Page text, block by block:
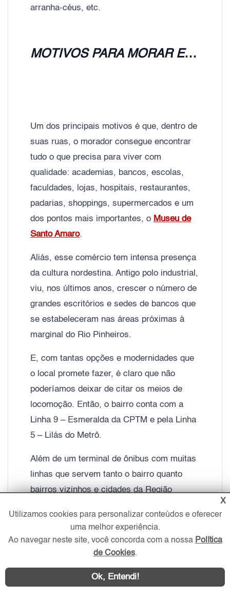
arranha-céus, etc.
MOTIVOS PARA MORAR EM APARTAMENTOS NO SANTO AMARO
Um dos principais motivos é que, dentro de
suas ruas, o morador consegue encontrar
tudo o que precisa para viver com
qualidade: academias, bancos, escolas,
faculdades, lojas, hospitais, restaurantes,
padarias, shoppings, supermercados e um
dos pontos mais importantes, o Museu de
Santo Amaro.
Aliás, esse comércio tem intensa presença
da cultura nordestina. Antigo polo industrial,
viu, nos últimos anos, crescer o número de
grandes escritórios e sedes de bancos que
se estabeleceram nas áreas próximas à
marginal do Rio Pinheiros.
E, com tantas opções e modernidades que
o local promete fazer, é claro que não
poderíamos deixar de citar os meios de
locomoção. Então, o bairro conta com a
Linha 9 – Esmeralda da CPTM e pela Linha
5 – Lilás do Metrô.
Além de um terminal de ônibus com muitas
linhas que servem tanto o bairro quanto
bairros vizinhos e cidades da Região
para os indivíduos que evitam utilizar o
carro para ir ao trabalho, faculdade ou
somente sair para lazer.
O Local também não fica para trás no
X
Utilizamos cookies para personalizar conteúdos e oferecer
uma melhor experiência.
Ao navegar neste site, você concorda com a nossa Política
de Cookies.
Ok, Entendi!